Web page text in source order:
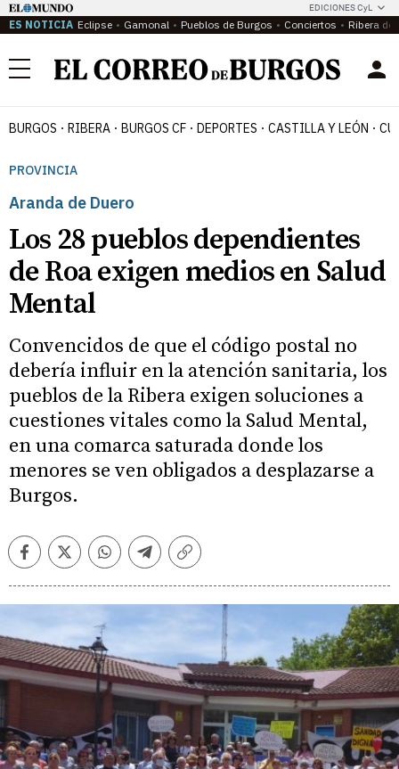
EDICIONES CyL
ES NOTICIA Eclipse Gamonal Pueblos de Burgos Conciertos Ribera del
Menú
BURGOS RIBERA BURGOS CF DEPORTES CASTILLA Y LEÓN
PROVINCIA
Aranda de Duero
Los 28 pueblos dependientes
de Roa exigen medios en Salud
Mental
Convencidos de que el código postal no
debería influir en la atención sanitaria, los
pueblos de la Ribera exigen soluciones a
cuestiones vitales como la Salud Mental,
en una comarca saturada donde los
menores se ven obligados a desplazarse a
Burgos.
FacebookTwitterWhatsappTelegramCopiar